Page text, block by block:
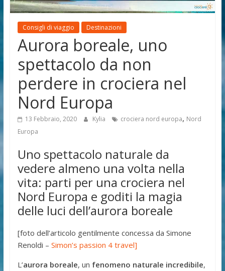
di
viaggio
Consigli di viaggio Destinazioni
Aurora boreale, uno
spettacolo da non
perdere in crociera nel
Nord Europa
13 Febbraio, 2020 Kylia crociera nord europa, Nord
Europa
Uno spettacolo naturale da
vedere almeno una volta nella
vita: parti per una crociera nel
Nord Europa e goditi la magia
delle luci dell’aurora boreale
[foto dell’articolo gentilmente concessa da Simone
Renoldi – Simon’s passion 4 travel]
L’aurora boreale, un fenomeno naturale incredibile,